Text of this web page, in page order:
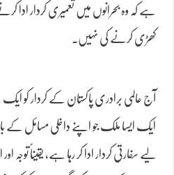
ہے کہ وہ بحرانوں میں تعمیری کردار ادا
کھڑی کرنے کی نہیں۔
آج عالمی برادری پاکستان کے کردار کو
ایک ایسا ملک جو اپنے داخلی مسائل کے
لیے سفارتی کردار ادا کر رہا ہے، یقیناً توجہ